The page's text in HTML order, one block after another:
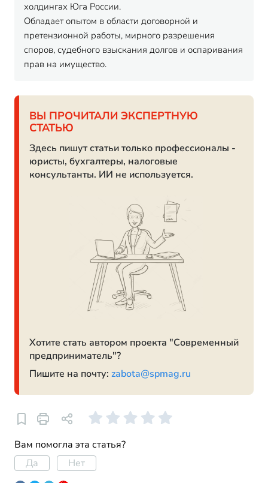
холдингах Юга России.
Обладает опытом в области договорной и
претензионной работы, мирного разрешения
споров, судебного взыскания долгов и оспаривания
прав на имущество.
ВЫ ПРОЧИТАЛИ ЭКСПЕРТНУЮ
СТАТЬЮ
Здесь пишут статьи только профессионалы -
юристы, бухгалтеры, налоговые
консультанты. ИИ не используется.
Хотите стать автором проекта "Современный
предприниматель"?
Пишите на почту: zabota@spmag.ru
Вам помогла эта статья?
Да
Нет